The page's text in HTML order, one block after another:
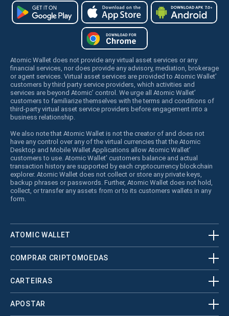
Atomic Wallet does not provide any virtual asset services or any
financial services, nor does provide any advisory, mediation, brokerage
or agent services. Virtual asset services are provided to Atomic Wallet’
customers by third party service providers, which activities and
services are beyond Atomic’ control. We urge all Atomic Wallet’
customers to familiarize themselves with the terms and conditions of
third-party virtual asset service providers before engagement into a
business relationship.
We also note that Atomic Wallet is not the creator of and does not
have any control over any of the virtual currencies that the Atomic
Desktop and Mobile Wallet Applications allow Atomic Wallet’
customers to use. Atomic Wallet’ customers balance and actual
transaction history are supported by each cryptocurrency blockchain
explorer. Atomic Wallet does not collect or store any private keys,
backup phrases or passwords. Further, Atomic Wallet does not hold,
collect, or transfer any assets from or to its customers wallets in any
form.
ATOMIC WALLET
COMPRAR CRIPTOMOEDAS
CARTEIRAS
APOSTAR